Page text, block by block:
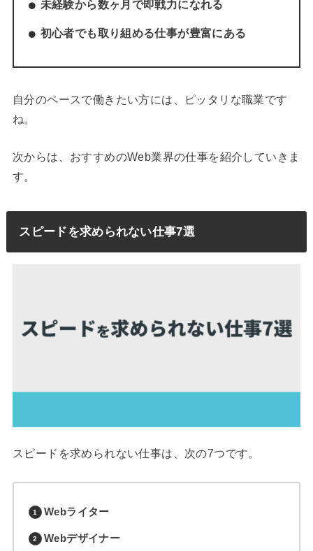
未経験から数ヶ月で即戦力になれる
初心者でも取り組める仕事が豊富にある
自分のペースで働きたい方には、ピッタリな職業です
ね。
次からは、おすすめのWeb業界の仕事を紹介していきま
す。
スピードを求められない仕事7選
スピードを求められない仕事は、次の7つです。
Webライター
Webデザイナー